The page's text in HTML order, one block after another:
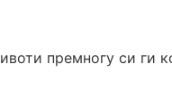
премногу си ги